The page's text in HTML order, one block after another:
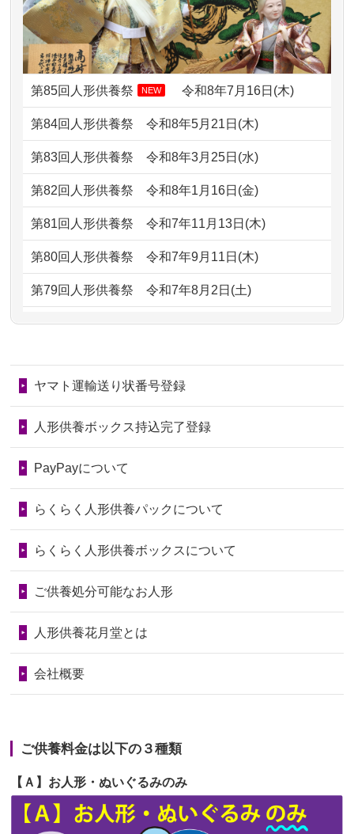
ました。 ...
2026/07/069年間自由が丘店を見守ってくれてあり
がとう。
2026/07/05しっかりとお人形たちの供養をしてい
ただけると...
2026/06/30 長年大事にしてきた雛人形です、供養
していただ...
2026/06/29ガラスケースのまま引き取ってくださ
子どもの頃、妹と一緒にお雛様を出し
ました。お...
ので、お願...
2026/06/28以前和人形やぬいぐるみを供養いただ
いたことが...
の回りの物...
2026/06/28人形たちに これまで本当にありがとう
2026/06/24今は亡き両親が孫（私の子供）の初節
句に贈って...
2026/06/23ありがとうね
の祖父母か...
2026/06/20
雛人形をお道具も含め一式で引き取っ
てくださる...
2024/01/13お雛様のセットを供養・処分したいの
ですが、お雛様とお内裏様だ...
2024/01/13供養申込みの後、供養祭までお人形は
どうなってるのですか？
2024/01/13会社のようですが、きちんと供養して
供養が終わったお人形以外はどうして
るのですか？
しょうか？
2024/01/04ガラスケースは外しても良いですか？
第85回人形供養祭 NEW 令和8年7月16日(木)
第84回人形供養祭令和8年5月21日(木)
第83回人形供養祭令和8年3月25日(水)
第82回人形供養祭令和8年1月16日(金)
第81回人形供養祭令和7年11月13日(木)
第80回人形供養祭令和7年9月11日(木)
第79回人形供養祭令和7年8月2日(土)
第78回人形供養祭令和7年6月20日(金)
第76回人形供養祭令和7年2月28日(金)
第75回人形供養祭令和7年1月17日(金)
第73回人形供養祭令和6年10月17日(木)
第71回人形供養祭令和6年8月1日(木)
第70回人形供養祭令和6年6月21日(金)
第68回人形供養祭令和6年3月22日(金)
第65回人形供養祭令和5年11月09日(木)
第64回人形供養祭令和5年9月21日(木)
第63回人形供養祭 令和5年8月1日(火)
ヤマト運輸送り状番号登録
人形供養ボックス持込完了登録
PayPayについて
らくらく人形供養パックについて
らくらく人形供養ボックスについて
ご供養処分可能なお人形
人形供養花月堂とは
会社概要
ご供養料金は以下の３種類
【Ａ】お人形・ぬいぐるみのみ